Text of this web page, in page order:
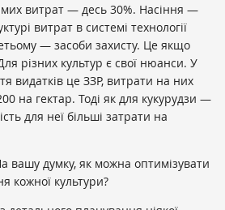
витрат — десь 30%. Насіння —
витрат в системі технології
— засоби захисту. Це якщо
різних культур є свої нюанси. У
видатків це ЗЗР, витрати на них
на гектар. Тоді як для кукурудзи —
для неї більші затрати на
вашу думку, як можна оптимізувати
кожної культури?